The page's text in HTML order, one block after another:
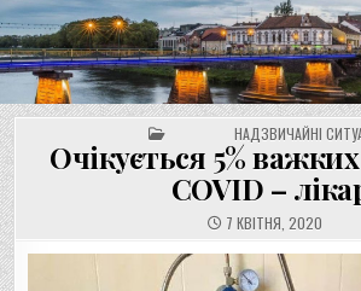
Перейти
до
вмісту
UNGVAR.UZ.UA
POSTED INНАДЗВИЧАЙНІ
Очікується 5%
COVID –
7 КВІТНЯ, 2020